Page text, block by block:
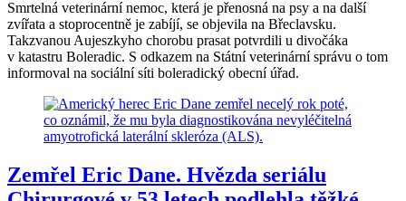
Smrtelná veterinární nemoc, která je přenosná na psy a na další
zvířata a stoprocentně je zabíjí, se objevila na Břeclavsku.
Takzvanou Aujeszkyho chorobu prasat potvrdili u divočáka
v katastru Boleradic. S odkazem na Státní veterinární správu o tom
informoval na sociální síti boleradický obecní úřad.
Zemřel Eric Dane. Hvězda seriálu